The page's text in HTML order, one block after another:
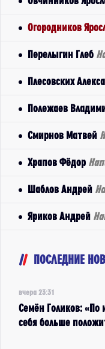
Огородников
Перелыгин Глеб
Плесовских
Полежаев
Смирнов Матвей
Храпов Фёдор
Шаблов Андрей
Яриков Андрей
ПОСЛЕДНИЕ
вчера 23:31
Семён Голиков: «По
себя больше